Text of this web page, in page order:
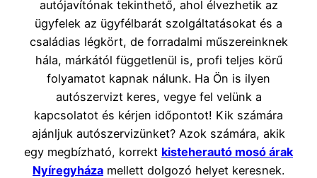
autójavítónak tekinthető, ahol élvezhetik az
ügyfelek az ügyfélbarát szolgáltatásokat és a
családias légkört, de forradalmi műszereinknek
hála, márkától függetlenül is, profi teljes körű
folyamatot kapnak nálunk. Ha Ön is ilyen
autószervizt keres, vegye fel velünk a
kapcsolatot és kérjen időpontot! Kik számára
ajánljuk autószervizünket? Azok számára, akik
egy megbízható, korrekt kisteherautó mosó árak
Nyíregyháza mellett dolgozó helyet keresnek.